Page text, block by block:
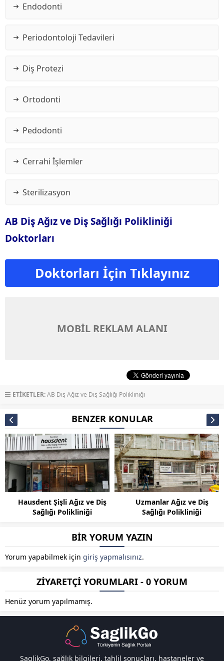
Endodonti
Periodontoloji Tedavileri
Diş Protezi
Ortodonti
Pedodonti
Cerrahi İşlemler
Sterilizasyon
AB Diş Ağız ve Diş Sağlığı Polikliniği
Doktorları
Doktorları İçin Tıklayınız
MOBİL REKLAM ALANI
ETİKETLER:AB Diş Ağız ve Diş Sağlığı Polikliniği
BENZER KONULAR
Hausdent Şişli Ağız ve Diş
Sağlığı Polikliniği
Uzmanlar Ağız ve Diş
Sağlığı Polikliniği
BİR YORUM YAZIN
Yorum yapabilmek için giriş yapmalısınız.
ZİYARETÇİ YORUMLARI - 0 YORUM
Henüz yorum yapılmamış.
SaglikGo, sağlık bilgileri, tahlil sonuçları, hastaneler ve